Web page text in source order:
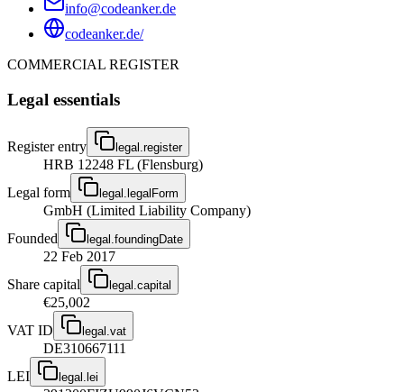
info@codeanker.de
codeanker.de/
COMMERCIAL REGISTER
Legal essentials
Register entry legal.register
HRB 12248 FL (Flensburg)
Legal form
legal.legalForm
GmbH (Limited Liability Company)
Founded
legal.foundingDate
22 Feb 2017
Share capital
legal.capital
€25,002
VAT ID
legal.vat
DE310667111
LEI
legal.lei